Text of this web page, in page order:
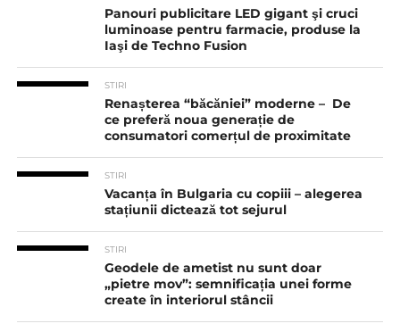
Panouri publicitare LED gigant şi cruci
luminoase pentru farmacie, produse la
Iaşi de Techno Fusion
STIRI
Renașterea “băcăniei” moderne – De
ce preferă noua generație de
consumatori comerțul de proximitate
STIRI
Vacanța în Bulgaria cu copiii – alegerea
stațiunii dictează tot sejurul
STIRI
Geodele de ametist nu sunt doar
„pietre mov”: semnificația unei forme
create în interiorul stâncii